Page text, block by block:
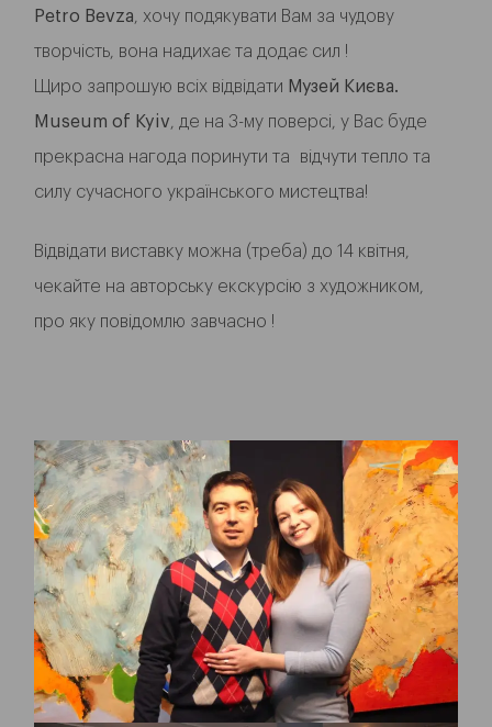
Petro Bevza , хочу подякувати Вам за чудову
творчість, вона надихає та додає сил !
Щиро запрошую всіх відвідати Музей Києва.
Museum of Kyiv , де на 3-му поверсі, у Вас буде
прекрасна нагода поринути та відчути тепло та
силу сучасного українського мистецтва!
Відвідати виставку можна (треба) до 14 квітня,
чекайте на авторську екскурсію з художником,
про яку повідомлю завчасно !